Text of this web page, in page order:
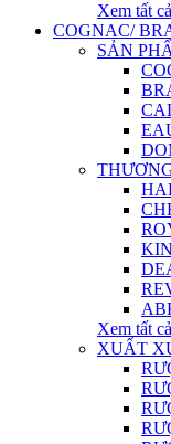
Xem tất cả
COGNAC/
SẢN
Xem tất cả
XUẤT